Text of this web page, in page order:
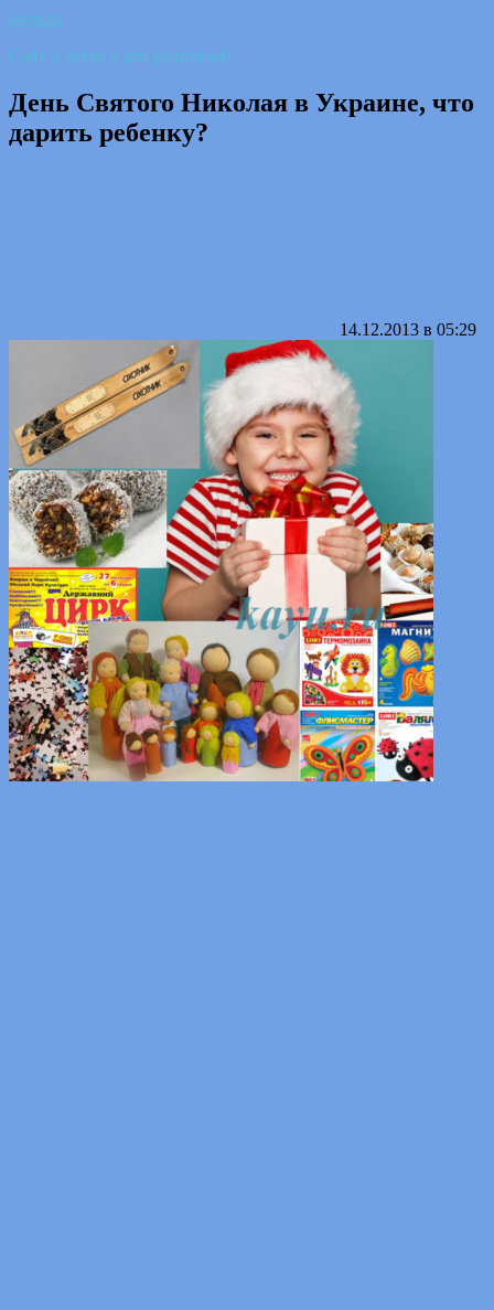
kayu.ru
Сайт о детях и для родителей
День Святого Николая в Украине, что
дарить ребенку?
14.12.2013 в 05:29